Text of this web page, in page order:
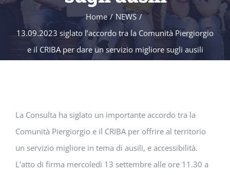
Home / NEWS /
13.09.2023 siglato l’accordo tra la Comunità Piergiorgio
e il CRIBA per dare un servizio migliore sugli ausili
La Consulta ha siglato un importante accordo tra la
Comunità Piergiorgio e il CRIBA per offrire al territorio
un servizio migliore in tema di ausili, e accessibilità.
L’atto di firma mercoledì 13 settembre alle ore 11.30 a